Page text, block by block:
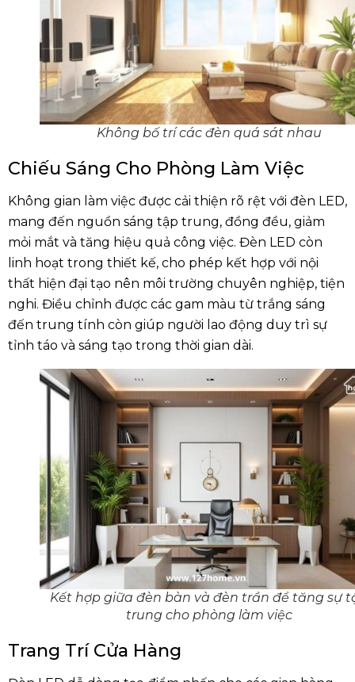
Không bố trí các đèn quá sát nhau
Chiếu Sáng Cho Phòng Làm Việc
Không gian làm việc được cải thiện rõ rệt với đèn LED,
mang đến nguồn sáng tập trung, đồng đều, giảm
mỏi mắt và tăng hiệu quả công việc. Đèn LED còn
linh hoạt trong thiết kế, cho phép kết hợp với nội
thất hiện đại tạo nên môi trường chuyên nghiệp, tiện
nghi. Điều chỉnh được các gam màu từ trắng sáng
đến trung tính còn giúp người lao động duy trì sự
tỉnh táo và sáng tạo trong thời gian dài.
Kết hợp giữa đèn bàn và đèn trần để tăng sự
trung cho phòng làm việc
Trang Trí Cửa Hàng